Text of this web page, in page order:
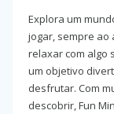
Explora um
jogar, sempre ao
relaxar com algo
um objetivo
desfrutar. Com
descobrir, Fun